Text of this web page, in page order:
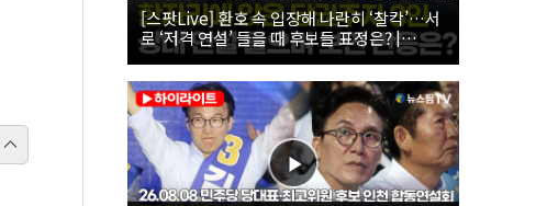
[스팟Live] 환호 속 입장해 나란히 ‘찰칵’…서
로 ‘저격 연설’ 들을 때 후보들 표정은? |
26.08.08 더불어민주당 당대표·최고위원 후
보 인천 합동연설회